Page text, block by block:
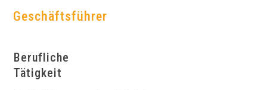
Geschäftsführer
Berufliche
Tätigkeit